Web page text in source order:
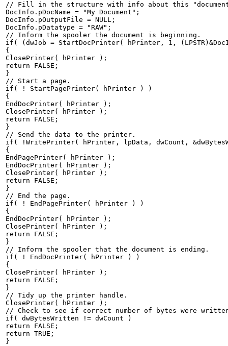
// Fill in the structure with info about this
DocInfo.pDocName = "My Document";
DocInfo.pOutputFile = NULL;
DocInfo.pDatatype = "RAW";
// Inform the spooler the document is beginning.
if( (dwJob = StartDocPrinter( hPrinter, 1,
{
ClosePrinter( hPrinter );
return FALSE;
}
// Start a page.
if( ! StartPagePrinter( hPrinter ) )
{
EndDocPrinter( hPrinter );
ClosePrinter( hPrinter );
return FALSE;
}
// Send the data to the printer.
if( !WritePrinter( hPrinter, lpData, dwCount,
{
EndPagePrinter( hPrinter );
EndDocPrinter( hPrinter );
ClosePrinter( hPrinter );
return FALSE;
}
// End the page.
if( ! EndPagePrinter( hPrinter ) )
{
EndDocPrinter( hPrinter );
ClosePrinter( hPrinter );
return FALSE;
}
// Inform the spooler that the document is ending.
if( ! EndDocPrinter( hPrinter ) )
{
ClosePrinter( hPrinter );
return FALSE;
}
// Tidy up the printer handle.
ClosePrinter( hPrinter );
// Check to see if correct number of bytes were
if( dwBytesWritten != dwCount )
return FALSE;
return TRUE;
}